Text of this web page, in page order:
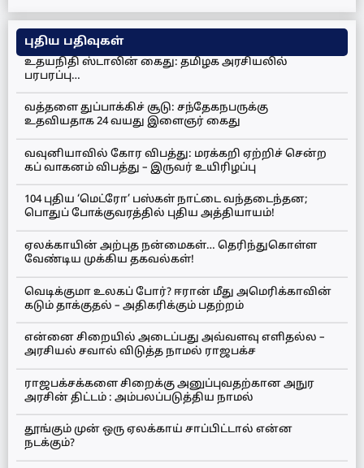
புதிய பதிவுகள்
உதயநிதி ஸ்டாலின் கைது: தமிழக அரசியலில்
பரபரப்பு…
வத்தளை துப்பாக்கிச் சூடு: சந்தேகநபருக்கு
உதவியதாக 24 வயது இளைஞர் கைது
வவுனியாவில் கோர விபத்து: மரக்கறி ஏற்றிச் சென்ற
கப் வாகனம் விபத்து – இருவர் உயிரிழப்பு
104 புதிய ‘மெட்ரோ’ பஸ்கள் நாட்டை வந்தடைந்தன;
பொதுப் போக்குவரத்தில் புதிய அத்தியாயம்!
ஏலக்காயின் அற்புத நன்மைகள்… தெரிந்துகொள்ள
வேண்டிய முக்கிய தகவல்கள்!
வெடிக்குமா உலகப் போர்? ஈரான் மீது அமெரிக்காவின்
கடும் தாக்குதல் – அதிகரிக்கும் பதற்றம்
என்னை சிறையில் அடைப்பது அவ்வளவு எளிதல்ல –
அரசியல் சவால் விடுத்த நாமல் ராஜபக்ச
ராஜபக்சக்களை சிறைக்கு அனுப்புவதற்கான அநுர
அரசின் திட்டம் : அம்பலப்படுத்திய நாமல்
தூங்கும் முன் ஒரு ஏலக்காய் சாப்பிட்டால் என்ன
நடக்கும்?